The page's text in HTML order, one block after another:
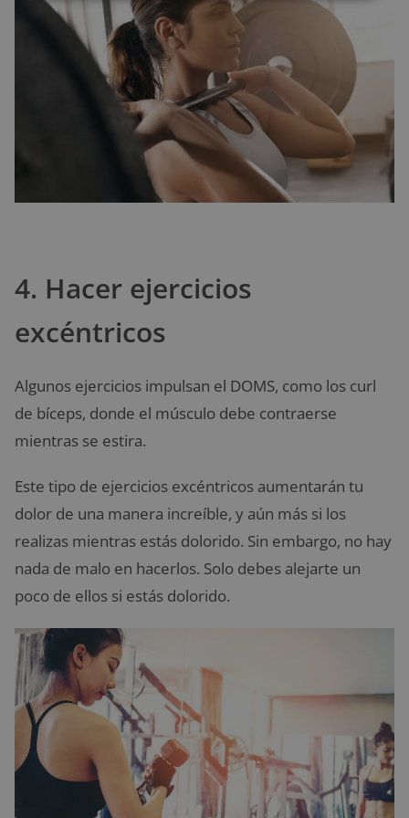
4. Hacer ejercicios
excéntricos
Algunos ejercicios impulsan el DOMS, como los curl
de bíceps, donde el músculo debe contraerse
mientras se estira.
Este tipo de ejercicios excéntricos aumentarán tu
dolor de una manera increíble, y aún más si los
realizas mientras estás dolorido. Sin embargo, no hay
nada de malo en hacerlos. Solo debes alejarte un
poco de ellos si estás dolorido.